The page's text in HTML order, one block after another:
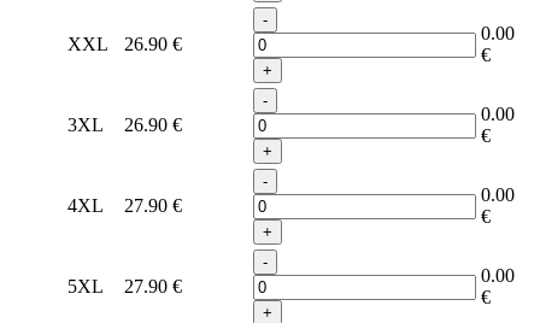
XXL 26.90 €
-
+
0.00
€
3XL 26.90 €
-
+
0.00
€
4XL 27.90 €
-
+
0.00
€
5XL 27.90 €
-
+
0.00
€